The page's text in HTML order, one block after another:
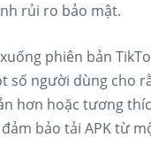
rủi ro bảo mật.
phiên bản
số người dùng cho
hơn hoặc tương
bảo tải APK từ